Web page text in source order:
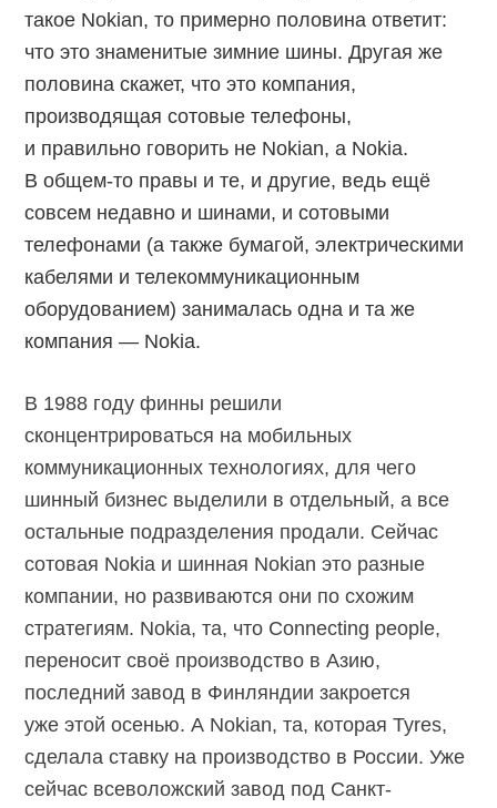
такое Nokian, то примерно половина ответит:
что это знаменитые зимние шины. Другая же
половина скажет, что это компания,
производящая сотовые телефоны,
и правильно говорить не Nokian, а Nokia.
В общем-то правы и те, и другие, ведь ещё
совсем недавно и шинами, и сотовыми
телефонами (а также бумагой, электрическими
кабелями и телекоммуникационным
оборудованием) занималась одна и та же
компания — Nokia.
В 1988 году финны решили
сконцентрироваться на мобильных
коммуникационных технологиях, для чего
шинный бизнес выделили в отдельный, а все
остальные подразделения продали. Сейчас
сотовая Nokia и шинная Nokian это разные
компании, но развиваются они по схожим
стратегиям. Nokia, та, что Connecting people,
переносит своё производство в Азию,
последний завод в Финляндии закроется
уже этой осенью. А Nokian, та, которая Tyres,
сделала ставку на производство в России. Уже
сейчас всеволожский завод под Санкт-